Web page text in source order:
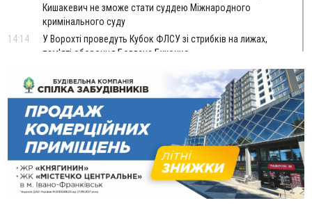
Кишакевич не зможе стати суддею Міжнародного
кримінального суду
14:14
У Ворохті проведуть Кубок ФЛСУ зі стрибків на лижах,
пам'яті оборонця Богдана Бухонка
На Калущині розшукали чоловіка, який три дні
блукав у лісі
13:14
Боднар розповів про реакцію влади Польщі на атаки на
українців та про зміни після 23 серпня
12:31
ВІДЕО "Едельвейси" щемливо привітали рідну Коломию з
Днем міста
11:55
Вчора у Франківську, Коломиї, Долині та Яремче
зафіксували рекордну спеку
11:45
У Надвірній п'яна жінка побила малолітнього хлопчика: суд